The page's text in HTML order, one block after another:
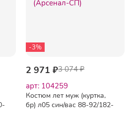
-3%
2 971 ₽3 074 ₽
арт: 104259
Костюм лет муж (куртка,
бр) л05 син/вас 88-92/182-